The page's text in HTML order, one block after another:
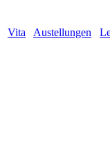
Vita Austellungen